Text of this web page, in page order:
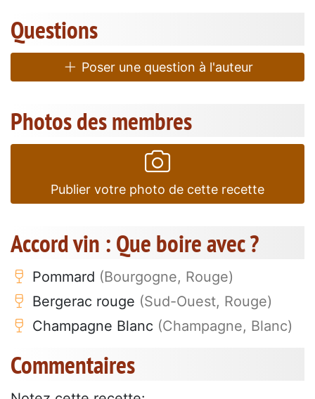
Questions
Poser une question à l'auteur
Photos des membres
Publier votre photo de cette recette
Accord vin : Que boire avec ?
Pommard (Bourgogne, Rouge)
Bergerac rouge (Sud-Ouest, Rouge)
Champagne Blanc (Champagne, Blanc)
Commentaires